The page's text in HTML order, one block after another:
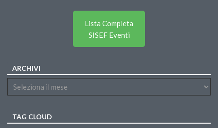
Lista Completa
SISEF Eventi
ARCHIVI
TAG CLOUD